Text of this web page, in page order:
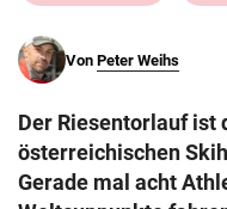
search
eingeben
Von Peter Weihs
Der Riesentorlauf ist
österreichischen
Gerade mal acht